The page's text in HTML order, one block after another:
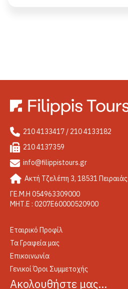
210 4133417 / 210 4133182
210 4137359
info@filippistours.gr
Ακτή Τζελέπη 3, 18531 Πειραιάς
ΓΕ.Μ.Η 054963309000
ΜΗΤ.Ε : 0207Ε60000520900
Εταιρικό Προφίλ
Τα Γραφεία μας
Επικοινωνία
Γενικοί Όροι Συμμετοχής
Ακολουθήστε μας…